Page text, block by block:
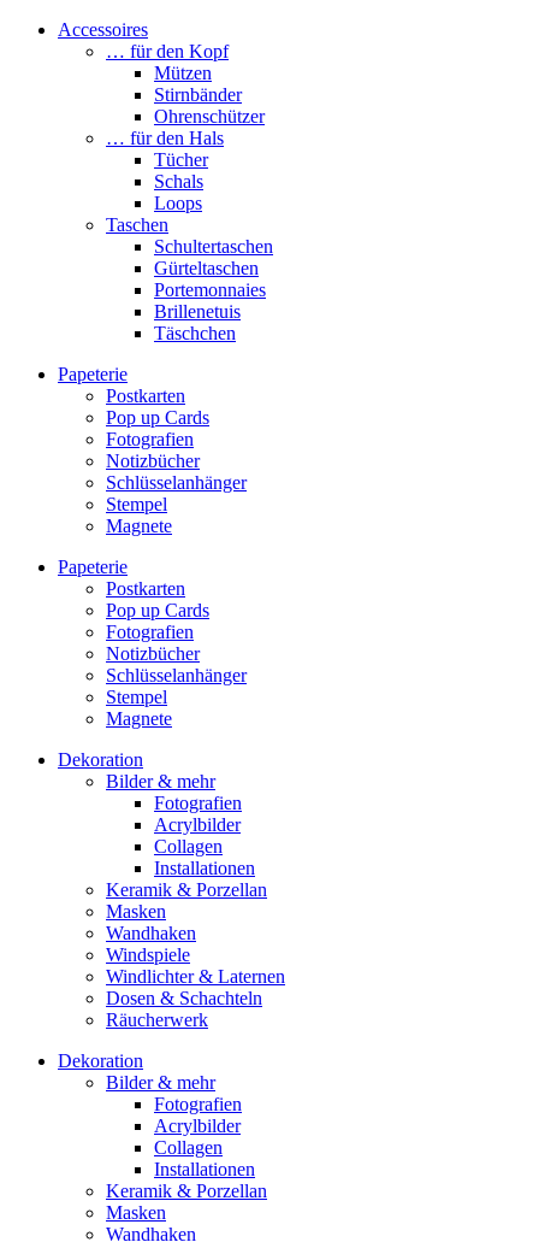
Accessoires
… für den Kopf
Mützen
Stirnbänder
Ohrenschützer
… für den Hals
Tücher
Schals
Loops
Taschen
Schultertaschen
Gürteltaschen
Portemonnaies
Brillenetuis
Täschchen
Papeterie
Postkarten
Pop up Cards
Fotografien
Notizbücher
Schlüsselanhänger
Stempel
Magnete
Papeterie
Postkarten
Pop up Cards
Fotografien
Notizbücher
Schlüsselanhänger
Stempel
Magnete
Dekoration
Bilder & mehr
Fotografien
Acrylbilder
Collagen
Installationen
Keramik & Porzellan
Masken
Wandhaken
Windspiele
Windlichter & Laternen
Dosen & Schachteln
Räucherwerk
Dekoration
Bilder & mehr
Fotografien
Acrylbilder
Collagen
Installationen
Keramik & Porzellan
Masken
Wandhaken